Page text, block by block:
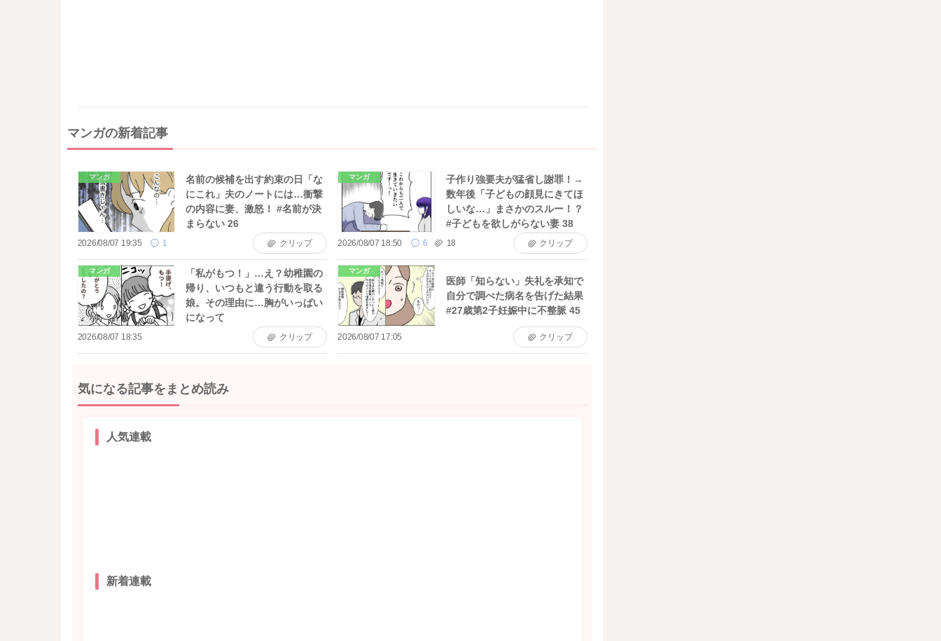
マンガの新着記事
マンガ
名前の候補を出す約束の日「な
にこれ」夫のノートには…衝撃
の内容に妻、激怒！ #名前が決
まらない 26
2026/08/07 19:35 1 クリップ
マンガ
子作り強要夫が猛省し謝罪！→
数年後「子どもの顔見にきてほ
しいな…」まさかのスルー！？
#子どもを欲しがらない妻 38
2026/08/07 18:50 6 18 クリップ
マンガ
「私がもつ！」…え？幼稚園の
帰り、いつもと違う行動を取る
娘。その理由に…胸がいっぱい
になって
2026/08/07 18:35 クリップ
マンガ
医師「知らない」失礼を承知で
自分で調べた病名を告げた結果
#27歳第2子妊娠中に不整脈 45
2026/08/07 17:05 クリップ
気になる記事をまとめ読み
人気連載
新着連載